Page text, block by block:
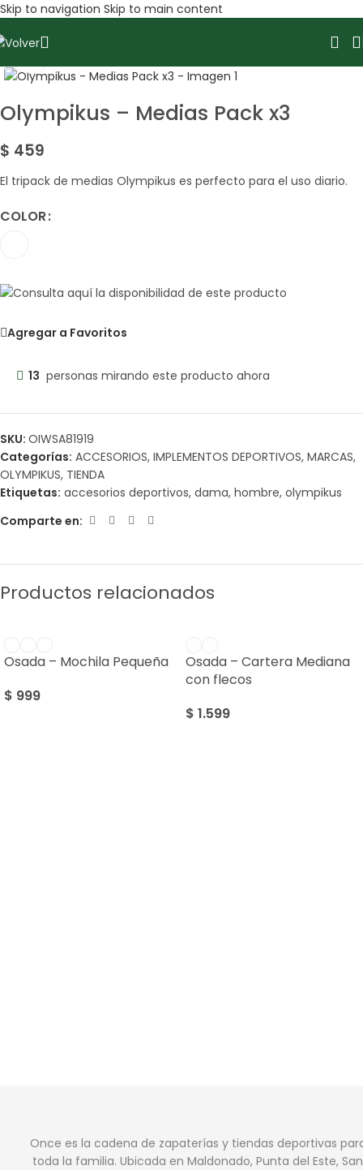
Skip to navigation Skip to main content
Olympikus – Medias Pack x3
$ 459
El tripack de medias Olympikus es perfecto para el uso diario.
COLOR
Agregar a Favoritos
13 personas mirando este producto ahora
SKU: OIWSA81919
Categorías: ACCESORIOS, IMPLEMENTOS DEPORTIVOS, MARCAS,
OLYMPIKUS, TIENDA
Etiquetas: accesorios deportivos, dama, hombre, olympikus
Comparte en:
Productos relacionados
Osada – Mochila Pequeña
$ 999
Osada – Cartera Mediana
con flecos
$ 1.599
Once es la cadena de zapaterías y tiendas deportivas
toda la familia. Ubicada en Maldonado, Punta del Este, San